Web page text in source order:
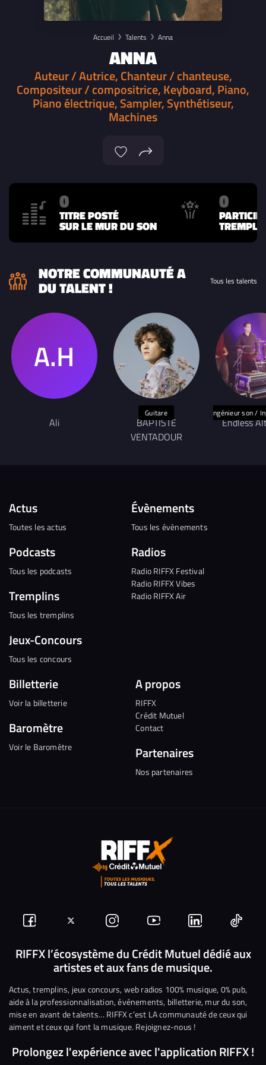
Accueil Talents Anna
ANNA
Auteur / Autrice, Chanteur / chanteuse,
Compositeur / compositrice, Keyboard, Piano,
Piano électrique, Sampler, Synthétiseur,
Machines
0
TITRE POSTÉ
SUR LE MUR DU SON
0
NOTRE COMMUNAUTÉ A
DU TALENT ! Tous les talents
Ali
Guitare
BAPTISTE
VENTADOUR
Ingénieur son /
Endless
Actus
Toutes les actus
Podcasts
Tous les podcasts
Tremplins
Tous les tremplins
Jeux-Concours
Tous les concours
Évènements
Tous les évènements
Radios
Radio RIFFX Festival
Radio RIFFX Vibes
Radio RIFFX Air
Billetterie
Voir la billetterie
Baromètre
Voir le Baromètre
A propos
RIFFX
Crédit Mutuel
Contact
Partenaires
Nos partenaires
Suivez-
nous
Facebook
Suivez-
nous
sur
Twitter
Nous
rejoindre
sur
Instagram
Nous
rejoindre
sur
YouTube
Nous
rejoindre
sur
Linkedin
Nous
RIFFX l’écosystème du Crédit Mutuel dédié aux
artistes et aux fans de musique.
Actus, tremplins, jeux concours, web radios 100% musique, 0% pub,
aide à la professionnalisation, événements, billetterie, mur du son,
mise en avant de talents… RIFFX c’est LA communauté de ceux qui
aiment et ceux qui font la musique. Rejoignez-nous !
Prolongez l'expérience avec l'application RIFFX !